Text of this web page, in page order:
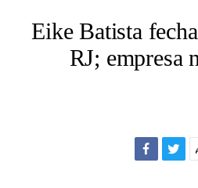
Eike Batista
RJ; empresa